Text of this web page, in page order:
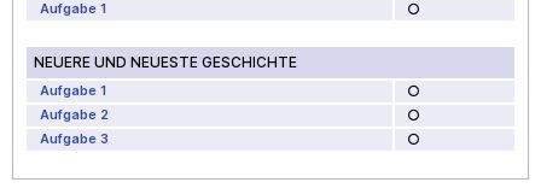
Aufgabe 1
NEUERE UND NEUESTE GESCHICHTE
Aufgabe 1
Aufgabe 2
Aufgabe 3